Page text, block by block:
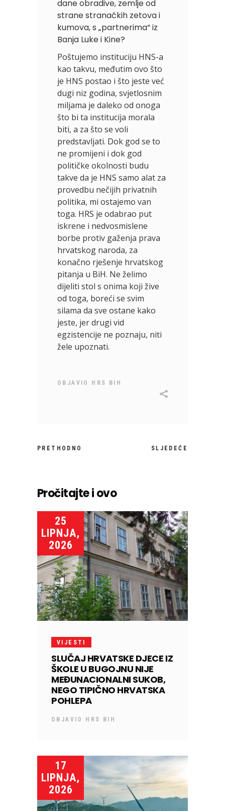
dane obradive, zemlje od
strane stranačkih zetova i
kumova, s „partnerima“ iz
Banja Luke i Kine?
Poštujemo instituciju HNS-a
kao takvu, međutim ovo što
je HNS postao i što jeste već
dugi niz godina, svjetlosnim
miljama je daleko od onoga
što bi ta institucija morala
biti, a za što se voli
predstavljati. Dok god se to
ne promijeni i dok god
političke okolnosti budu
takve da je HNS samo alat za
provedbu nečijih privatnih
politika, mi ostajemo van
toga. HRS je odabrao put
iskrene i nedvosmislene
borbe protiv gaženja prava
hrvatskog naroda, za
konačno rješenje hrvatskog
pitanja u BiH. Ne želimo
dijeliti stol s onima koji žive
od toga, boreći se svim
silama da sve ostane kako
jeste, jer drugi vid
egzistencije ne poznaju, niti
žele upoznati.
OBJAVIO HRS BIH
PRETHODNO SLJEDEĆE
Pročitajte i ovo
25
LIPNJA,
2026
VIJESTI
SLUČAJ HRVATSKE DJECE IZ
ŠKOLE U BUGOJNU NIJE
MEĐUNACIONALNI SUKOB,
NEGO TIPIČNO HRVATSKA
POHLEPA
OBJAVIO HRS BIH
17
LIPNJA,
2026